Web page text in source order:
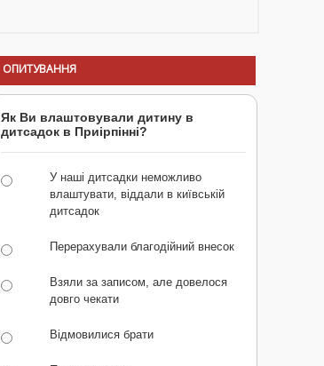
ОПИТУВАННЯ
Як Ви влаштовували дитину в
дитсадок в Приірпінні?
У наші дитсадки неможливо
влаштувати, віддали в київській
дитсадок
Перерахували благодійний внесок
Взяли за записом, але довелося
довго чекати
Відмовилися брати